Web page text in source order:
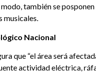
también se
musicales.
Nacional
que “el área será
actividad eléctrica,